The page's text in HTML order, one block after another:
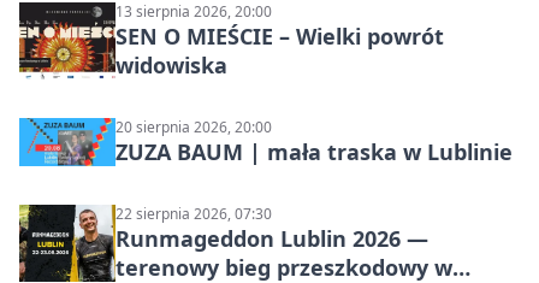
13 sierpnia 2026, 20:00
SEN O MIEŚCIE – Wielki powrót
widowiska
20 sierpnia 2026, 20:00
ZUZA BAUM | mała traska w Lublinie
22 sierpnia 2026, 07:30
Runmageddon Lublin 2026 —
terenowy bieg przeszkodowy w